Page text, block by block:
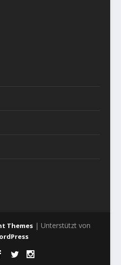
Themes| Unterstützt von